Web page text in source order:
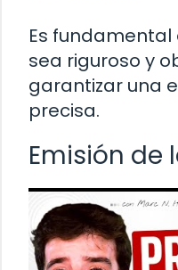
Es
sea riguroso y
garantizar una
precisa.
Emisión de